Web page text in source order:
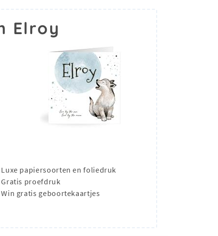
Elroy
papiersoorten en foliedruk
proefdruk
gratis geboortekaartjes